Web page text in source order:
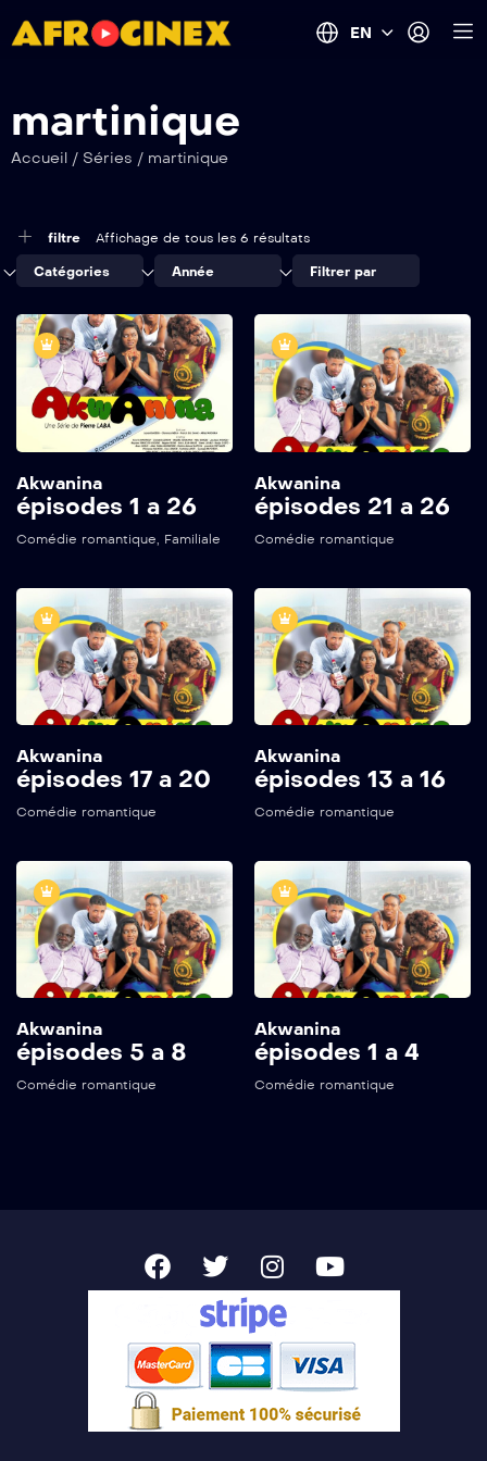
EN
martinique
Accueil / Séries / martinique
filtre Affichage de tous les 6 résultats
Catégories Année Filtrer par
Akwanina
épisodes 1 a 26
Comédie romantique Familiale
Akwanina
épisodes 21 a 26
Comédie romantique
Akwanina
épisodes 17 a 20
Comédie romantique
Akwanina
épisodes 13 a 16
Comédie romantique
Akwanina
épisodes 5 a 8
Comédie romantique
Akwanina
épisodes 1 a 4
Comédie romantique